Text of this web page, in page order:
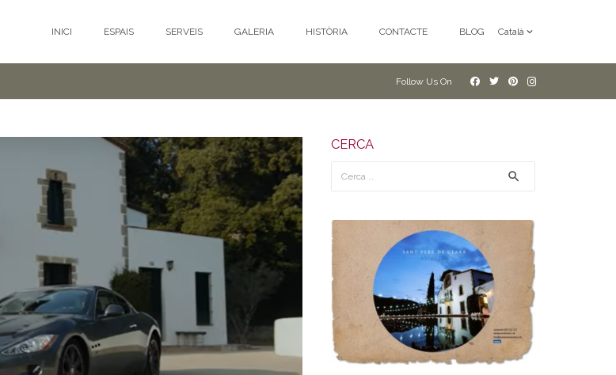
INICI ESPAIS SERVEIS GALERIA HISTÒRIA CONTACTE BLOG Català
Follow Us On
CERCA